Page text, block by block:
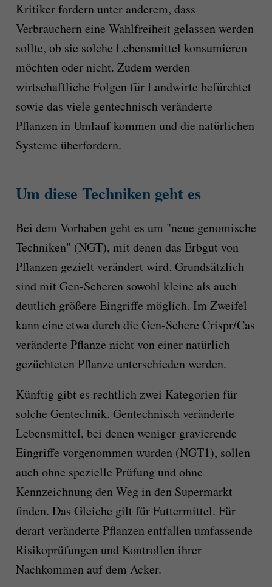
Kritiker fordern unter anderem, dass
Verbrauchern eine Wahlfreiheit gelassen werden
sollte, ob sie solche Lebensmittel konsumieren
möchten oder nicht. Zudem werden
wirtschaftliche Folgen für Landwirte befürchtet
sowie das viele gentechnisch veränderte
Pflanzen in Umlauf kommen und die natürlichen
Systeme überfordern.
Um diese Techniken geht es
Bei dem Vorhaben geht es um "neue genomische
Techniken" (NGT), mit denen das Erbgut von
Pflanzen gezielt verändert wird. Grundsätzlich
sind mit Gen-Scheren sowohl kleine als auch
deutlich größere Eingriffe möglich. Im Zweifel
kann eine etwa durch die Gen-Schere Crispr/Cas
veränderte Pflanze nicht von einer natürlich
gezüchteten Pflanze unterschieden werden.
Künftig gibt es rechtlich zwei Kategorien für
solche Gentechnik. Gentechnisch veränderte
Lebensmittel, bei denen weniger gravierende
Eingriffe vorgenommen wurden (NGT1), sollen
auch ohne spezielle Prüfung und ohne
Kennzeichnung den Weg in den Supermarkt
finden. Das Gleiche gilt für Futtermittel. Für
derart veränderte Pflanzen entfallen umfassende
Risikoprüfungen und Kontrollen ihrer
Nachkommen auf dem Acker.